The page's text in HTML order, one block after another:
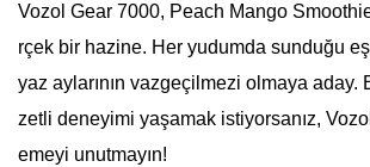
Vozol Gear 7000, Peach Mango
rçek bir hazine. Her yudumda sunduğu
yaz aylarının vazgeçilmezi olmaya aday.
zetli deneyimi yaşamak istiyorsanız,
emeyi unutmayın!